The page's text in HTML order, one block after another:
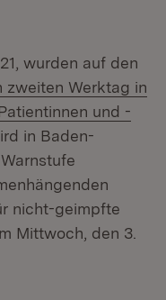
wurden auf den
zweiten Werktag in
und -
in Baden-
nicht-geimpfte
Mittwoch, den 3.